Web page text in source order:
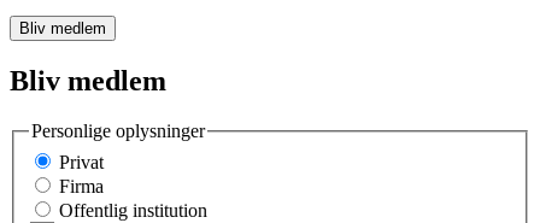
Bliv medlem
Bliv medlem
Personlige oplysninger
Privat
Firma
Offentlig institution